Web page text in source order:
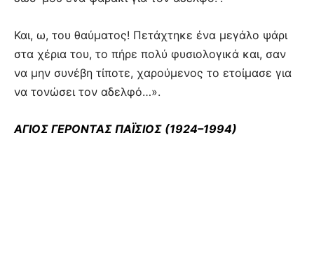
Και, ω, του θαύματος! Πετάχτηκε ένα μεγάλο ψάρι
στα χέρια του, το πήρε πολύ φυσιολογικά και, σαν
να μην συνέβη τίποτε, χαρούμενος το ετοίμασε για
να τονώσει τον αδελφό…».
ΑΓΙΟΣ ΓΕΡΟΝΤΑΣ ΠΑΪΣΙΟΣ (1924–1994)